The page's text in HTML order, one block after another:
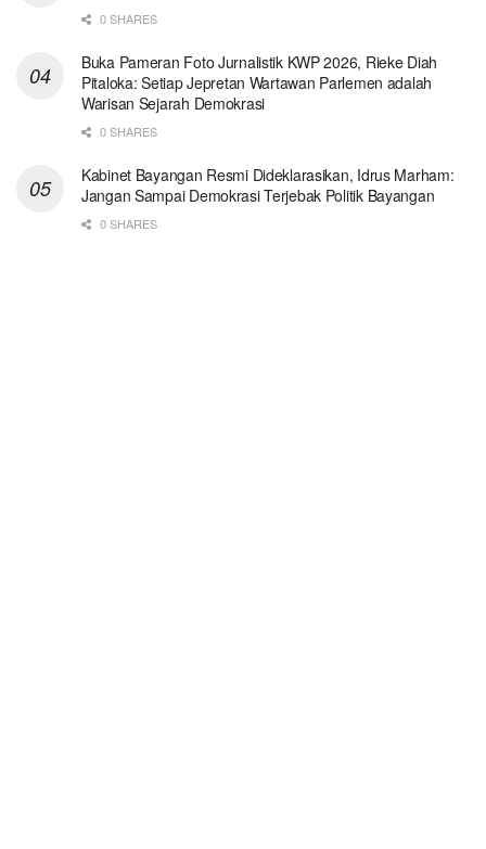
0 SHARES
Buka Pameran Foto Jurnalistik KWP 2026, Rieke Diah
Pitaloka: Setiap Jepretan Wartawan Parlemen adalah
Warisan Sejarah Demokrasi
0 SHARES
Kabinet Bayangan Resmi Dideklarasikan, Idrus Marham:
Jangan Sampai Demokrasi Terjebak Politik Bayangan
0 SHARES